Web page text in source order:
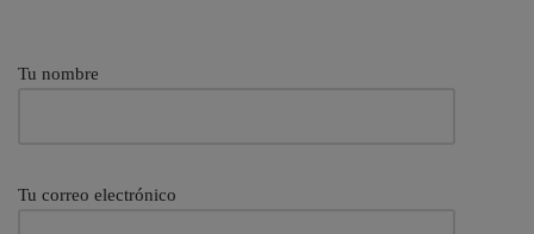
Tu nombre
Tu correo electrónico